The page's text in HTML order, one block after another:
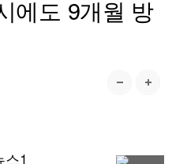
에도 9개월 방